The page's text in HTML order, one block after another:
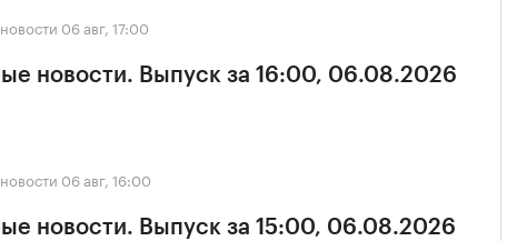
06 авг, 17:00
новости. Выпуск за 16:00, 06.08.2026
06 авг, 16:00
новости. Выпуск за 15:00, 06.08.2026